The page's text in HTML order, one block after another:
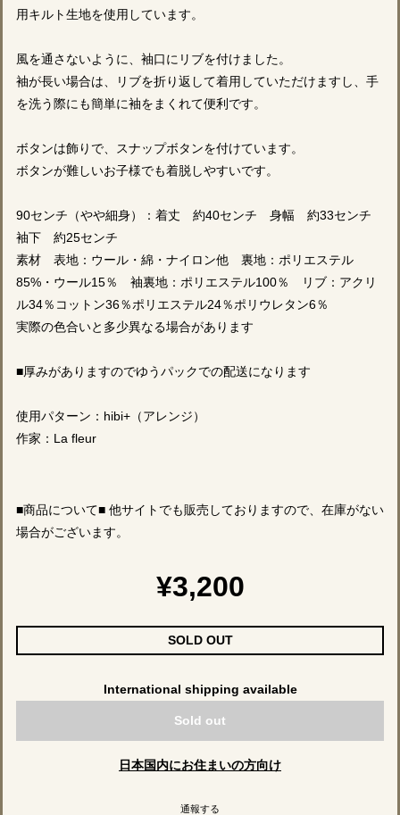
用キルト生地を使用しています。
風を通さないように、袖口にリブを付けました。
袖が長い場合は、リブを折り返して着用していただけますし、手
を洗う際にも簡単に袖をまくれて便利です。
ボタンは飾りで、スナップボタンを付けています。
ボタンが難しいお子様でも着脱しやすいです。
90センチ（やや細身）：着丈 約40センチ 身幅 約33センチ
袖下 約25センチ
素材 表地：ウール・綿・ナイロン他 裏地：ポリエステル
85%・ウール15％ 袖裏地：ポリエステル100％ リブ：アクリ
ル34％コットン36％ポリエステル24％ポリウレタン6％
実際の色合いと多少異なる場合があります
■厚みがありますのでゆうパックでの配送になります
使用パターン：hibi+（アレンジ）
作家：La fleur
■商品について■ 他サイトでも販売しておりますので、在庫がない
場合がございます。
¥3,200
SOLD OUT
International shipping available
Sold out
日本国内にお住まいの方向け
通報する